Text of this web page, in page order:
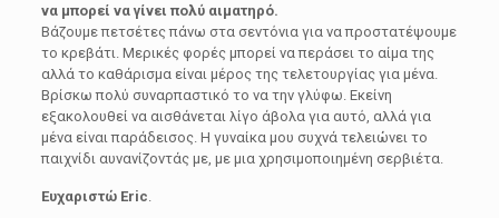
να μπορεί να γίνει πολύ αιματηρό.
Βάζουμε πετσέτες πάνω στα σεντόνια για να προστατέψουμε
το κρεβάτι. Μερικές φορές μπορεί να περάσει το αίμα της
αλλά το καθάρισμα είναι μέρος της τελετουργίας για μένα.
Βρίσκω πολύ συναρπαστικό το να την γλύφω. Εκείνη
εξακολουθεί να αισθάνεται λίγο άβολα για αυτό, αλλά για
μένα είναι παράδεισος. Η γυναίκα μου συχνά τελειώνει το
παιχνίδι αυνανίζοντάς με, με μια χρησιμοποιημένη σερβιέτα.
Ευχαριστώ Eric.